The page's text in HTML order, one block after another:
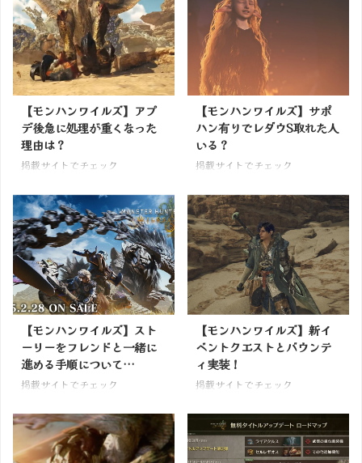
【モンハンワイルズ】アプ
デ後急に処理が重くなった
理由は？
掲載サイトでチェック
【モンハンワイルズ】サポ
ハン有りでレダウS取れた人
いる？
掲載サイトでチェック
【モンハンワイルズ】スト
ーリーをフレンドと一緒に
進める手順について…
掲載サイトでチェック
【モンハンワイルズ】新イ
ベントクエストとバウンテ
ィ実装！
掲載サイトでチェック